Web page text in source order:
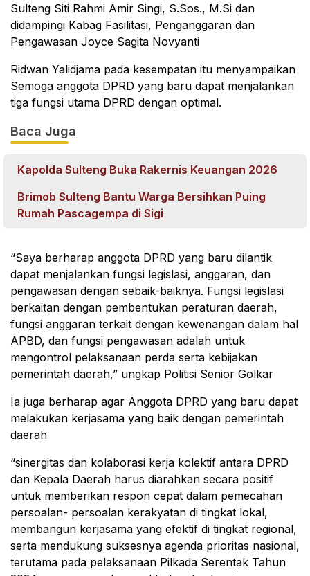
Sulteng Siti Rahmi Amir Singi, S.Sos., M.Si dan
didampingi Kabag Fasilitasi, Penganggaran dan
Pengawasan Joyce Sagita Novyanti
Ridwan Yalidjama pada kesempatan itu menyampaikan
Semoga anggota DPRD yang baru dapat menjalankan
tiga fungsi utama DPRD dengan optimal.
Baca Juga
Kapolda Sulteng Buka Rakernis Keuangan 2026
Brimob Sulteng Bantu Warga Bersihkan Puing
Rumah Pascagempa di Sigi
“Saya berharap anggota DPRD yang baru dilantik
dapat menjalankan fungsi legislasi, anggaran, dan
pengawasan dengan sebaik-baiknya. Fungsi legislasi
berkaitan dengan pembentukan peraturan daerah,
fungsi anggaran terkait dengan kewenangan dalam hal
APBD, dan fungsi pengawasan adalah untuk
mengontrol pelaksanaan perda serta kebijakan
pemerintah daerah,” ungkap Politisi Senior Golkar
Ia juga berharap agar Anggota DPRD yang baru dapat
melakukan kerjasama yang baik dengan pemerintah
daerah
“sinergitas dan kolaborasi kerja kolektif antara DPRD
dan Kepala Daerah harus diarahkan secara positif
untuk memberikan respon cepat dalam pemecahan
persoalan- persoalan kerakyatan di tingkat lokal,
membangun kerjasama yang efektif di tingkat regional,
serta mendukung suksesnya agenda prioritas nasional,
terutama pada pelaksanaan Pilkada Serentak Tahun